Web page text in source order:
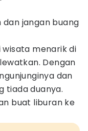
jangan buang
wisata menarik di
Dengan
dan
tiada duanya.
buat liburan ke